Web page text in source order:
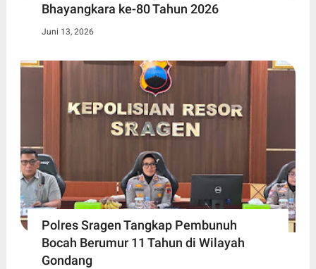
Bhayangkara ke-80 Tahun 2026
Juni 13, 2026
Polres Sragen Tangkap Pembunuh
Bocah Berumur 11 Tahun di Wilayah
Gondang